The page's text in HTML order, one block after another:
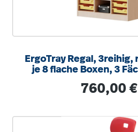
ErgoTray Regal,
je 8 flache Boxen, 3
Regulärer Preis:
760,00 €